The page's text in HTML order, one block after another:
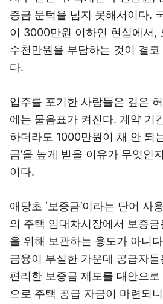
증금 문턱을 넘지 못해서이다.
이 3000만원 이하인 현실에서,
수천만원을 부담하는 것이 결
다.
입주를 포기한 사람들은 깊은
에는 물음표가 켜진다. 계약 기
하더라도 1000만원이 채 안 되
금’을 높게 받을 이유가 무엇인
이다.
애당초 ‘보증금’이라는 단어 사
의 주택 임대차시장에서 보증
을 위해 보관하는 용도가 아니
금융이 부실한 가운데 공급자
편리한 보증금 제도를 대안으
으로 주택 공급 자금이 마련되